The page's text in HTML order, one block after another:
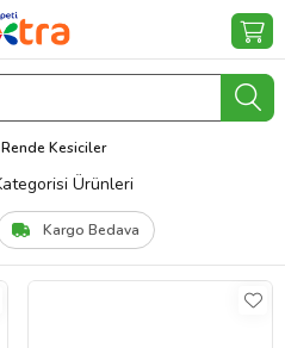
Kesiciler
Ürünleri
Kargo Bedava